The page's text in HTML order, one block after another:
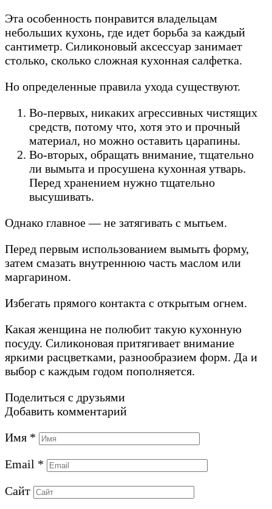
Эта особенность понравится владельцам
небольших кухонь, где идет борьба за каждый
сантиметр. Силиконовый аксессуар занимает
столько, сколько сложная кухонная салфетка.
Но определенные правила ухода существуют.
Во-первых, никаких агрессивных чистящих
средств, потому что, хотя это и прочный
материал, но можно оставить царапины.
Во-вторых, обращать внимание, тщательно
ли вымыта и просушена кухонная утварь.
Перед хранением нужно тщательно
высушивать.
Однако главное — не затягивать с мытьем.
Перед первым использованием вымыть форму,
затем смазать внутреннюю часть маслом или
маргарином.
Избегать прямого контакта с открытым огнем.
Какая женщина не полюбит такую кухонную
посуду. Силиконовая притягивает внимание
яркими расцветками, разнообразием форм. Да и
выбор с каждым годом пополняется.
Поделиться с друзьями
Добавить комментарий
Имя *
Email *
Сайт